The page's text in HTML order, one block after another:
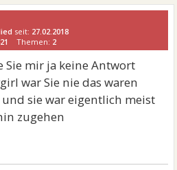
seit: 27.02.2018
Themen: 2
Sie mir ja keine Antwort
war Sie nie das waren
sie war eigentlich meist
zugehen